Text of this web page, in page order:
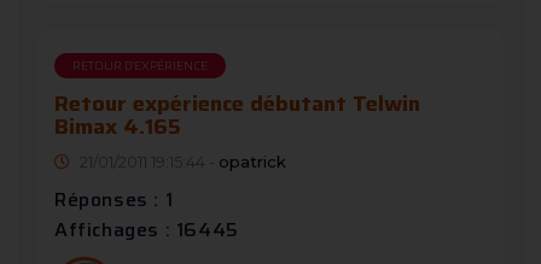
RETOUR D'EXPÉRIENCE
Retour expérience débutant Telwin
Bimax 4.165
21/01/2011 19:15:44 - opatrick
Réponses : 1
Affichages : 16445